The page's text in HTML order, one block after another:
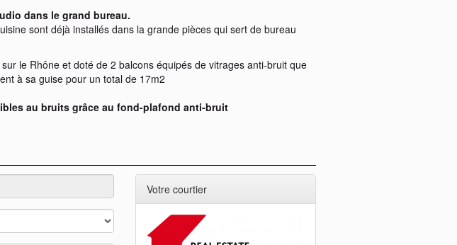
dans le grand bureau.
sont déjà installés dans la grande pièces qui sert de bureau
le Rhône et doté de 2 balcons équipés de vitrages anti-bruit que
à sa guise pour un total de 17m2
au bruits grâce au fond-plafond anti-bruit
Votre courtier